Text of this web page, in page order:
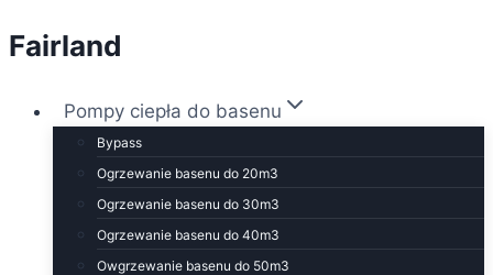
Przejdź
Fairland
Pompy ciepła do basenu
Bypass
Ogrzewanie basenu do 20m3
Ogrzewanie basenu do 30m3
Ogrzewanie basenu do 40m3
Owgrzewanie basenu do 50m3